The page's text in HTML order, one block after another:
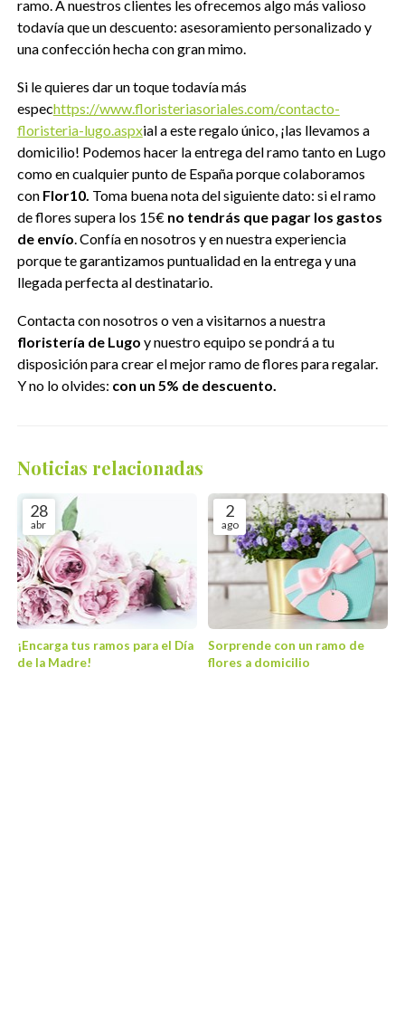
ramo. A nuestros clientes les ofrecemos algo más valioso
todavía que un descuento: asesoramiento personalizado y
una confección hecha con gran mimo.
Si le quieres dar un toque todavía más
espechttps://www.floristeriasoriales.com/contacto-
floristeria-lugo.aspxial a este regalo único, ¡las llevamos a
domicilio! Podemos hacer la entrega del ramo tanto en Lugo
como en cualquier punto de España porque colaboramos
con Flor10. Toma buena nota del siguiente dato: si el ramo
de flores supera los 15€ no tendrás que pagar los gastos
de envío. Confía en nosotros y en nuestra experiencia
porque te garantizamos puntualidad en la entrega y una
llegada perfecta al destinatario.
Contacta con nosotros o ven a visitarnos a nuestra
floristería de Lugo y nuestro equipo se pondrá a tu
disposición para crear el mejor ramo de flores para regalar.
Y no lo olvides: con un 5% de descuento.
Noticias relacionadas
28
abr
¡Encarga tus ramos para el Día
de la Madre!
2
ago
Sorprende con un ramo de
flores a domicilio